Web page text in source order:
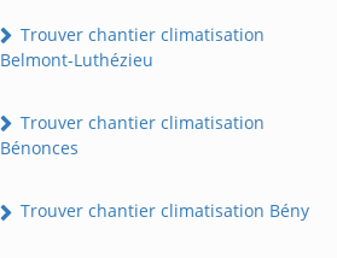
Trouver chantier climatisation
Belmont-Luthézieu
Trouver chantier climatisation
Bénonces
Trouver chantier climatisation Bény